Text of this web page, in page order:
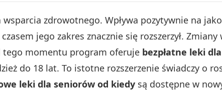
zdrowotnego. Wpływa pozytywnie na
jego zakres znacznie się rozszerzył. Zmiany
tego momentu program oferuje bezpłatne leki
do 18 lat. To istotne rozszerzenie świadczy o
leki dla seniorów od kiedy są dostępne w